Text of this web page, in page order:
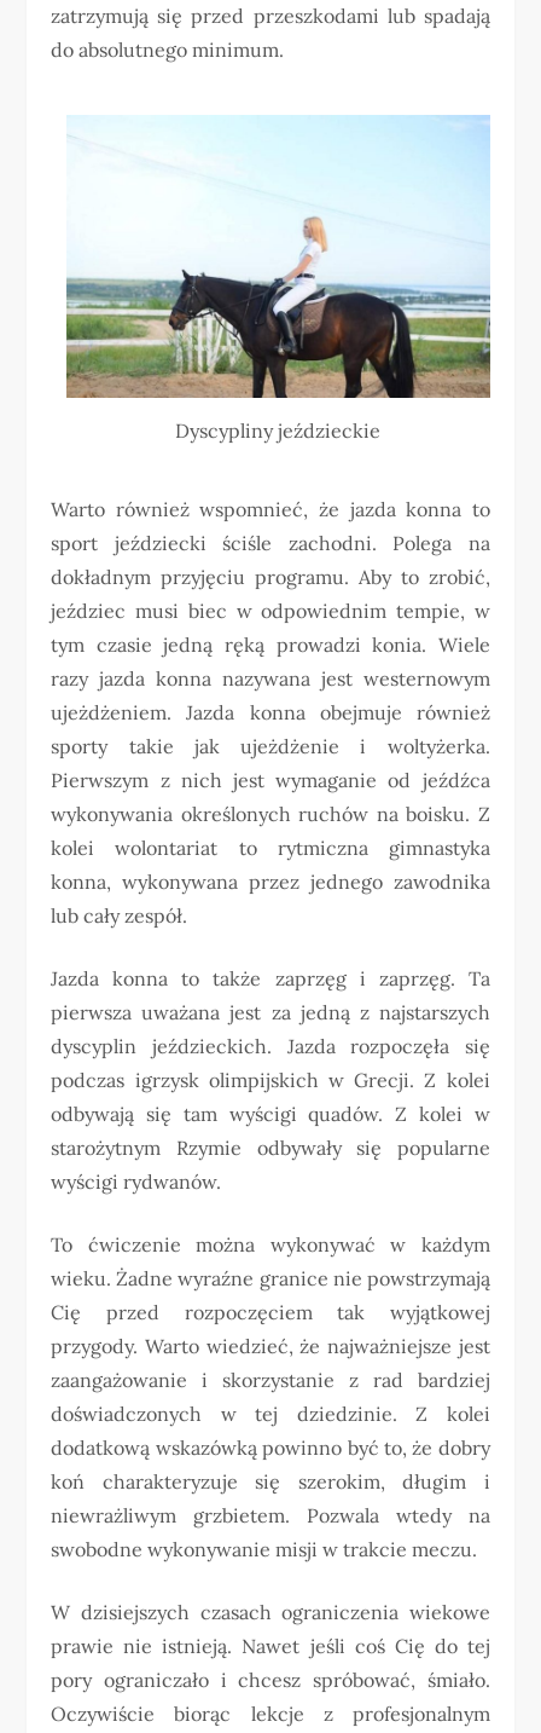
zatrzymują się przed przeszkodami lub spadają
do absolutnego minimum.
Dyscypliny jeździeckie
Warto również wspomnieć, że jazda konna to
sport jeździecki ściśle zachodni. Polega na
dokładnym przyjęciu programu. Aby to zrobić,
jeździec musi biec w odpowiednim tempie, w
tym czasie jedną ręką prowadzi konia. Wiele
razy jazda konna nazywana jest westernowym
ujeżdżeniem. Jazda konna obejmuje również
sporty takie jak ujeżdżenie i woltyżerka.
Pierwszym z nich jest wymaganie od jeźdźca
wykonywania określonych ruchów na boisku. Z
kolei wolontariat to rytmiczna gimnastyka
konna, wykonywana przez jednego zawodnika
lub cały zespół.
Jazda konna to także zaprzęg i zaprzęg. Ta
pierwsza uważana jest za jedną z najstarszych
dyscyplin jeździeckich. Jazda rozpoczęła się
podczas igrzysk olimpijskich w Grecji. Z kolei
odbywają się tam wyścigi quadów. Z kolei w
starożytnym Rzymie odbywały się popularne
wyścigi rydwanów.
To ćwiczenie można wykonywać w każdym
wieku. Żadne wyraźne granice nie powstrzymają
Cię przed rozpoczęciem tak wyjątkowej
przygody. Warto wiedzieć, że najważniejsze jest
zaangażowanie i skorzystanie z rad bardziej
doświadczonych w tej dziedzinie. Z kolei
dodatkową wskazówką powinno być to, że dobry
koń charakteryzuje się szerokim, długim i
niewrażliwym grzbietem. Pozwala wtedy na
swobodne wykonywanie misji w trakcie meczu.
W dzisiejszych czasach ograniczenia wiekowe
prawie nie istnieją. Nawet jeśli coś Cię do tej
pory ograniczało i chcesz spróbować, śmiało.
Oczywiście biorąc lekcje z profesjonalnym